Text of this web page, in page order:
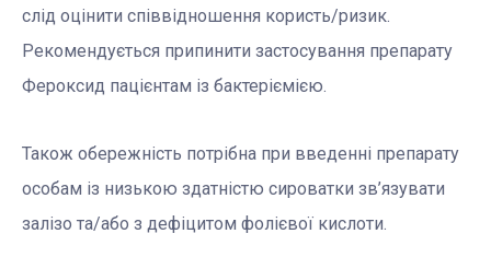
слід оцінити співвідношення користь/ризик.
Рекомендується припинити застосування препарату
Фероксид пацієнтам із бактеріємією.
Також обережність потрібна при введенні препарату
особам із низькою здатністю сироватки зв’язувати
залізо та/або з дефіцитом фолієвої кислоти.